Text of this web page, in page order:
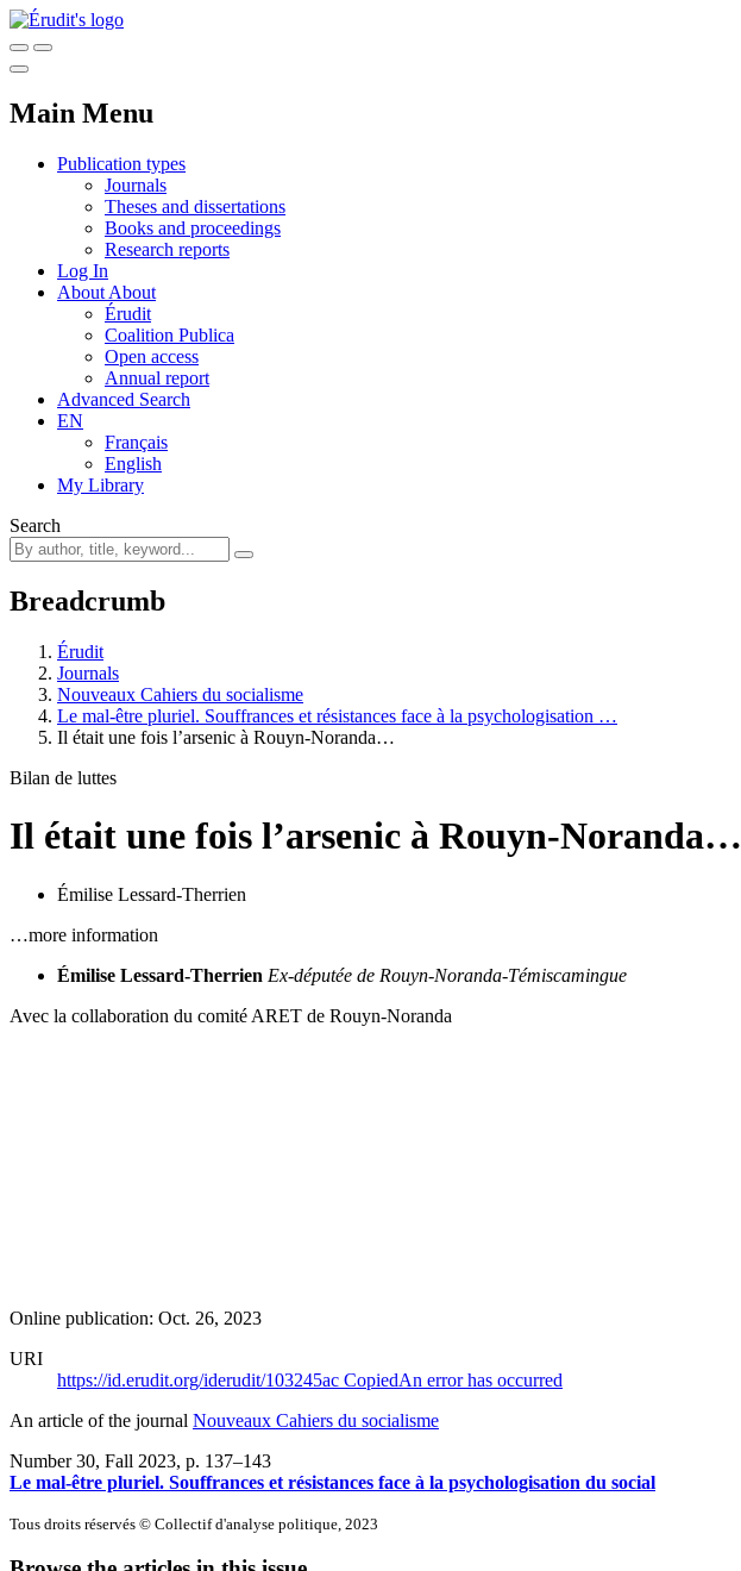
Main Menu
Publication types
Journals
Theses and dissertations
Books and proceedings
Research reports
Log In
About About
Érudit
Coalition Publica
Open access
Annual report
Advanced Search
EN
Français
English
My Library
Search
Breadcrumb
Érudit
Journals
Nouveaux Cahiers du socialisme
Le mal-être pluriel. Souffrances et résistances face à la psychologisation …
Il était une fois l’arsenic à Rouyn-Noranda…
Bilan de luttes
Il était une fois l’arsenic à Rouyn-Noranda…
Émilise Lessard-Therrien
…more information
Émilise Lessard-Therrien Ex-députée de Rouyn-Noranda-Témiscamingue
Avec la collaboration du comité ARET de Rouyn-Noranda
Online publication: Oct. 26, 2023
URI
https://id.erudit.org/iderudit/103245ac CopiedAn error has occurred
An article of the journal Nouveaux Cahiers du socialisme
Number 30, Fall 2023, p. 137–143
Le mal-être pluriel. Souffrances et résistances face à la psychologisation du social
Tous droits réservés © Collectif d'analyse politique, 2023